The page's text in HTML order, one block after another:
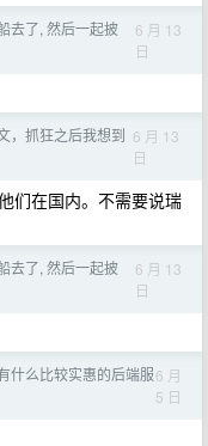
去了, 然后一起披
6 月 13
日
，抓狂之后我想到 6 月 13
日
们在国内。不需要说瑞
去了, 然后一起披
6 月 13
日
什么比较实惠的后端服6 月
5 日